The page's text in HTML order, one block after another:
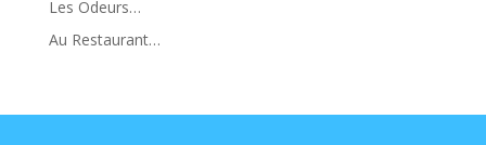
Les Odeurs…
Au Restaurant…